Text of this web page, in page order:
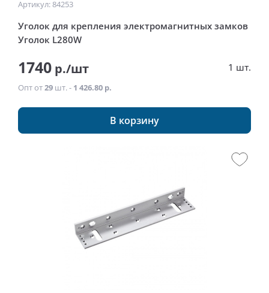
Артикул: 84253
Уголок для крепления электромагнитных замков
Уголок L280W
1740 р./шт 1 шт.
Опт от29 шт. - 1 426.80 р.
В корзину